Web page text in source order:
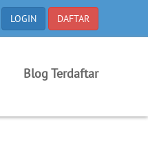
Blog Terdaftar